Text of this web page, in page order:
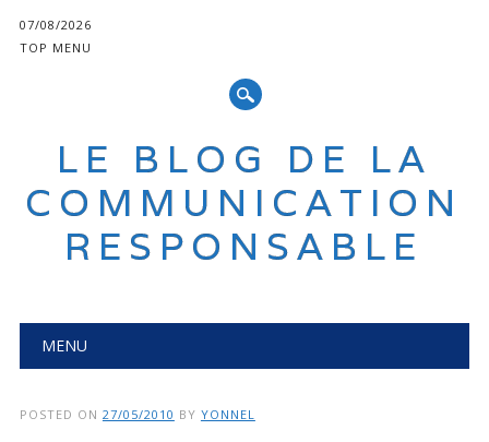
07/08/2026
TOP MENU
LE BLOG DE LA
COMMUNICATION
RESPONSABLE
Main menu
MENU
POSTED ON 27/05/2010 BY YONNEL